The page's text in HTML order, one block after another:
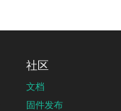
社区
文档
固件发布